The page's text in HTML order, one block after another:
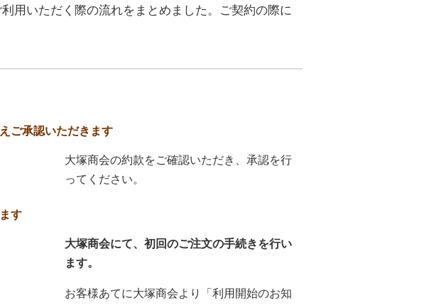
用いただく際の流れをまとめました。ご契約の際に
ご承認いただきます
大塚商会の約款をご確認いただき、承認を行
ってください。
す
大塚商会にて、初回のご注文の手続きを行い
ます。
お客様あてに大塚商会より「利用開始のお知